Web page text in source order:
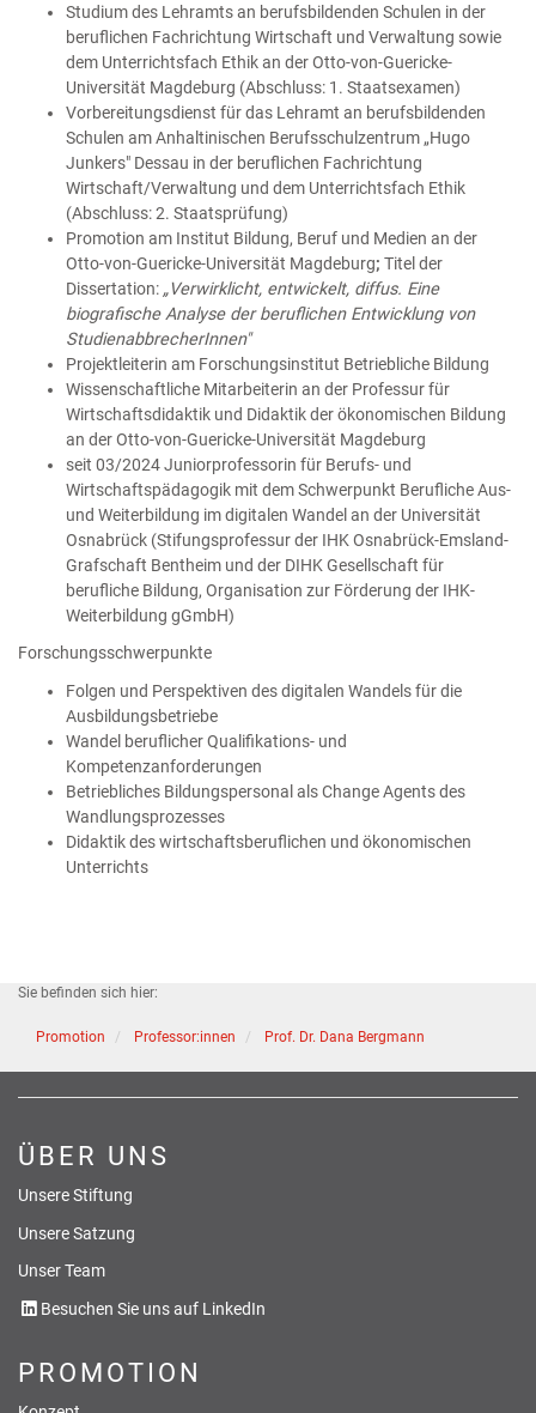
Studium des Lehramts an berufsbildenden Schulen in der
beruf​​​​​lichen Fachrichtung Wirtschaft und Verwaltung sowie
dem Unterrichtsfach Ethik an der Otto-von-Guericke-
Universität Magdeburg (Abschluss: 1. Staatsexamen)
Vorbereitungsdienst für das Lehramt an berufsbildenden
Schulen am Anhaltinischen Berufsschulzentrum „Hugo
Junkers" Dessau in der beruflichen Fachrichtung
Wirtschaft/Verwaltung und dem Unterrichtsfach Ethik
(Abschluss: 2. Staatsprüfung)
Promotion am Institut Bildung, Beruf und Medien an der
Otto-von-Guericke-Universität Magdeburg; Titel der
Dissertation: „Verwirklicht, entwickelt, diffus. Eine
biografische Analyse der beruflichen Entwicklung von
StudienabbrecherInnen"​​​​​​
Projektleiterin am Forschungsinstitut Betriebliche Bildung
Wissenschaftliche Mitarbeiterin an der Professur für
Wirtschaftsdidaktik und Didaktik der ökonomischen Bildung
an der Otto-von-Guericke-Universität Magdeburg
seit 03/2024 Juniorprofessorin für Berufs- und
Wirtschaftspädagogik mit dem Schwerpunkt Berufliche Aus-
und Weiterbildung im digitalen Wandel an der Universität
Osnabrück (Stifungsprofessur der IHK Osnabrück-Emsland-
Grafschaft Bentheim und der DIHK Gesellschaft für
berufliche Bildung, Organisation zur Förderung der IHK-
Weiterbildung gGmbH)​​​​​​
Forschungsschwerpunkte
Folgen und Perspektiven des digitalen Wandels für die
Ausbildungsbetriebe
Wandel beruflicher Qualifikations- und
Kompetenzanforderungen
Betriebliches Bildungspersonal als Change Agents des
Wandlungsprozesses
Didaktik des wirtschaftsberuflichen und ökonomischen
Unterrichts
Sie befinden sich hier:
Promotion Professor:innen Prof. Dr. Dana Bergmann
ÜBER UNS
Unsere Stiftung
Unsere Satzung
Unser Team
Besuchen Sie uns auf LinkedIn
PROMOTION